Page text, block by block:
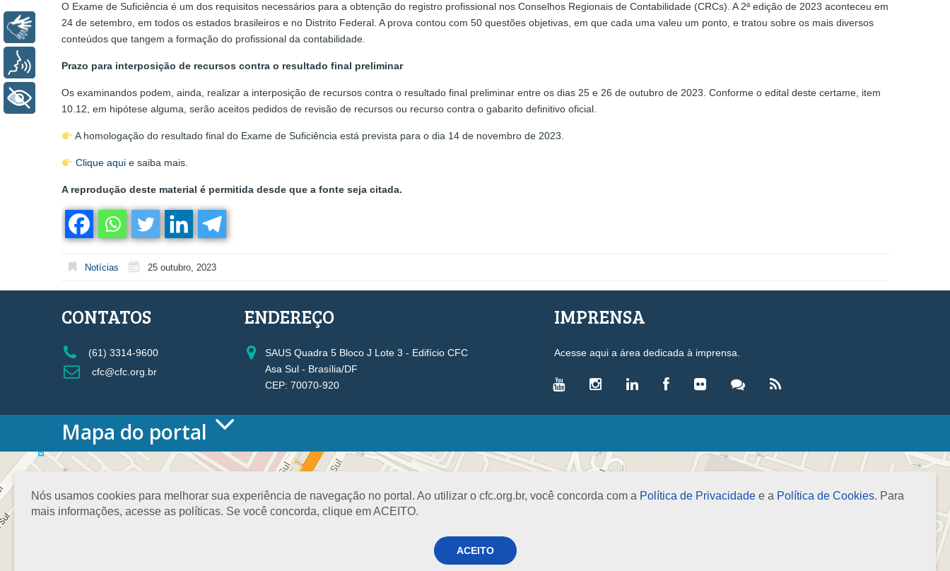
O Exame de Suficiência é um dos requisitos necessários para a obtenção do registro profissional nos Conselhos Regionais de Contabilidade (CRCs). A 2ª edição de 2023 aconteceu em
24 de setembro, em todos os estados brasileiros e no Distrito Federal. A prova contou com 50 questões objetivas, em que cada uma valeu um ponto, e tratou sobre os mais diversos
conteúdos que tangem a formação do profissional da contabilidade.
Prazo para interposição de recursos contra o resultado final preliminar
Os examinandos podem, ainda, realizar a interposição de recursos contra o resultado final preliminar entre os dias 25 e 26 de outubro de 2023. Conforme o edital deste certame, item
10.12, em hipótese alguma, serão aceitos pedidos de revisão de recursos ou recurso contra o gabarito definitivo oficial.
A homologação do resultado final do Exame de Suficiência está prevista para o dia 14 de novembro de 2023.
Clique aquie saiba mais.
A reprodução deste material é permitida desde que a fonte seja citada.
Notícias 25 outubro, 2023
Nós usamos cookies para melhorar sua experiência de navegação no portal. Ao utilizar o cfc.org.br, você concorda com a Política de Privacidade e a Política de Cookies. Para
mais informações, acesse as políticas. Se você concorda, clique em ACEITO.
ACEITO
CONTATOS
(61) 3314-9600
cfc@cfc.org.br
ENDEREÇO
SAUS Quadra 5 Bloco J Lote 3 - Edifício CFC
Asa Sul - Brasília/DF
CEP: 70070-920
IMPRENSA
Acesse aqui a área dedicada à imprensa.
Mapa do portal
HOME
O CONSELHO
Conselho Diretor
Nossa Sede
Planejamento
VICE-PRESIDÊNCIAS
Administrativa
Controle Interno
Desenvolvimento Profissional
Fiscalização, Ética e Disciplina
LEGISLAÇÃO
Leis
Decretos-Lei
Libras
Voz
+ Acessibilidade